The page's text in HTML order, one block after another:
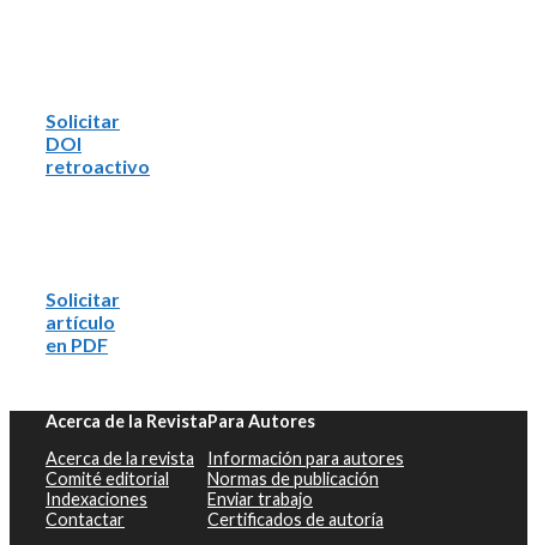
Solicitar
DOI
retroactivo
Solicitar
artículo
en PDF
Acerca de la Revista
Acerca de la revista
Comité editorial
Indexaciones
Contactar
Para Autores
Información para autores
Normas de publicación
Enviar trabajo
Certificados de autoría